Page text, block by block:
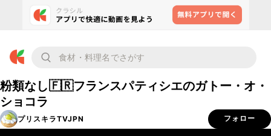
粉類なし🇫🇷フランスパティシエのガトー・オ・
ショコラ
プリスキラTVJPN フォロー